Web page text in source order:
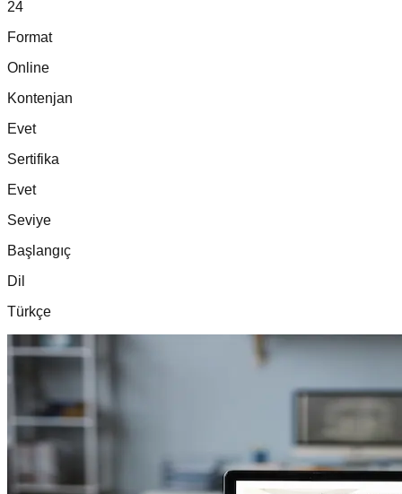
24
Format
Online
Kontenjan
Evet
Sertifika
Evet
Seviye
Başlangıç
Dil
Türkçe